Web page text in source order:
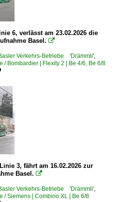
6, verlässt am 23.02.2026 die
Basel. 
Verkehrs-Betriebe 'Drämmli'
/ Bombardier | Flexity 2 | Be 4/6, Be 6/8
3, fährt am 16.02.2026 zur
Basel. 
Verkehrs-Betriebe 'Drämmli'
/ Siemens | Combino XL | Be 6/8